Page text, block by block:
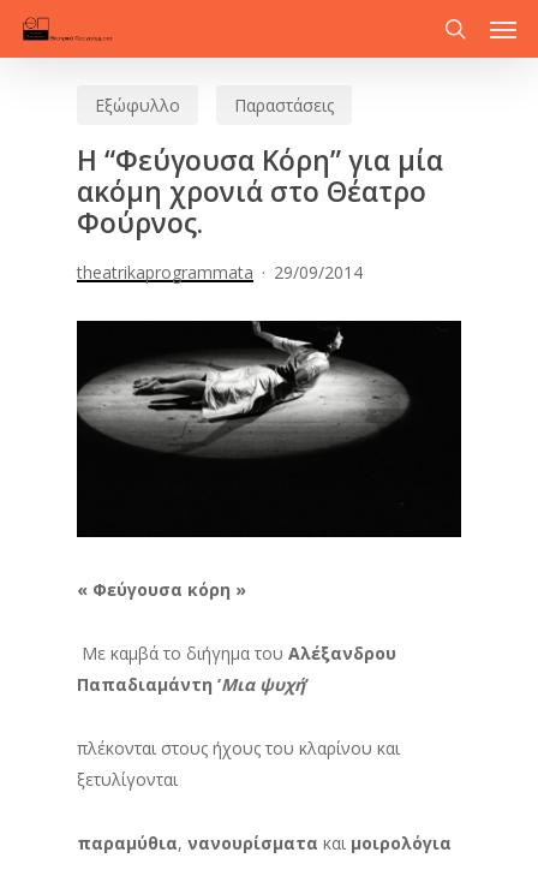
Skip
search
Εξώφυλλο Παραστάσεις
Η “Φεύγουσα Κόρη” για μία
ακόμη χρονιά στο Θέατρο
Φούρνος.
theatrikaprogrammata 29/09/2014
« Φεύγουσα κόρη »
Με καμβά το διήγημα του Αλέξανδρου
Παπαδιαμάντη ‘Μια ψυχή’
πλέκονται στους ήχους του κλαρίνου και
ξετυλίγονται
παραμύθια, νανουρίσματα και μοιρολόγια